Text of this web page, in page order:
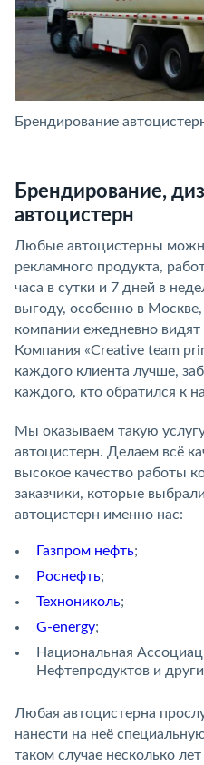
Брендирование
Брендирование,
автоцистерн
Любые автоцистерны
рекламного продукта,
часа в сутки и 7 дней в
выгоду, особенно в
компании ежедневно
Компания «Creative team
каждого клиента лучше,
каждого, кто обратился к
Мы оказываем такую
автоцистерн. Делаем всё
высокое качество работы
заказчики, которые
автоцистерн именно нас:
Газпром нефть;
Роснефть;
Технониколь;
G-energy;
Национальная
Нефтепродуктов и
Любая автоцистерна
нанести на неё
таком случае несколько